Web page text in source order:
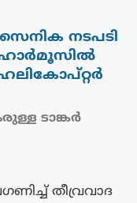
നടപടി
ടാങ്കർ
തീവ്രവാദ